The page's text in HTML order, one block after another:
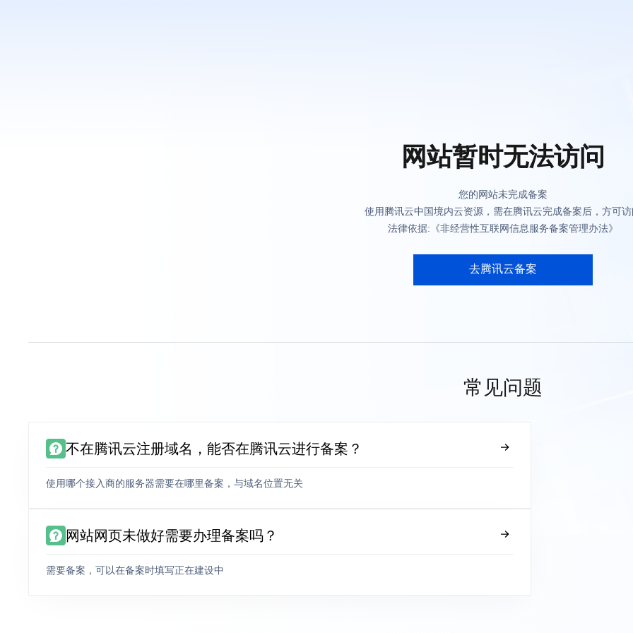
网站暂时无法访问
您的网站未完成备案
使用腾讯云中国境内云资源，需在腾讯云完成备案后，方可
法律依据:《非经营性互联网信息服务备案管理办法》
去腾讯云备案
常见问题
不在腾讯云注册域名，能否在腾讯云进行备案？
使用哪个接入商的服务器需要在哪里备案，与域名位置无关
网站网页未做好需要办理备案吗？
需要备案，可以在备案时填写正在建设中